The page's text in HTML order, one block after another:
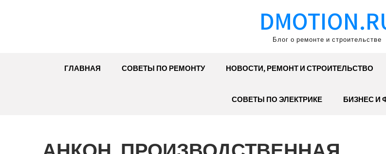
Блог о ремонте и строительстве
ГЛАВНАЯ СОВЕТЫ ПО РЕМОНТУ НОВОСТИ, РЕМОНТ И СТРОИТЕЛЬСТВО
СОВЕТЫ ПО ЭЛЕКТРИКЕ БИЗНЕС И